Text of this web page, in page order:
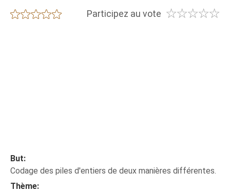
Participez au vote ☆☆☆☆☆
★★★★★
But:
Codage des piles d'entiers de deux manières différentes.
Thème: